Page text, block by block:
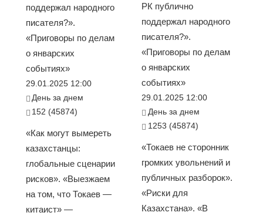
поддержал народного
писателя?».
«Приговоры по делам
о январских
событиях»
29.01.2025 12:00
День за днем
152 (45874)
«Как могут вымереть
казахстанцы:
глобальные сценарии
рисков». «Выезжаем
на том, что Токаев —
китаист» —
РК публично
поддержал народного
писателя?».
«Приговоры по делам
о январских
событиях»
29.01.2025 12:00
День за днем
1253 (45874)
«Токаев не сторонник
громких увольнений и
публичных разборок».
«Риски для
Казахстана». «В